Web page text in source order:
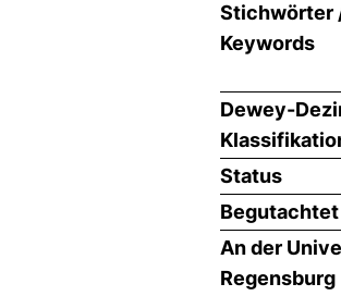
Stichwörter
Keywords
Dewey-
Status
Begutachtet
An der
Regensburg